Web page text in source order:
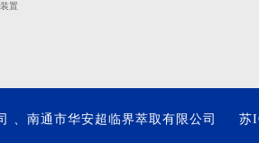
置
、南通市华安超临界萃取有限公司 苏